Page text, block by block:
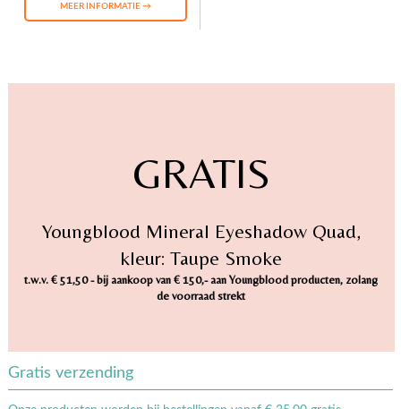
MEER INFORMATIE →
GRATIS
Youngblood Mineral Eyeshadow Quad,
kleur: Taupe Smoke
t.w.v. € 51,50 - bij aankoop van € 150,- aan Youngblood producten, zolang
de voorraad strekt
Gratis verzending